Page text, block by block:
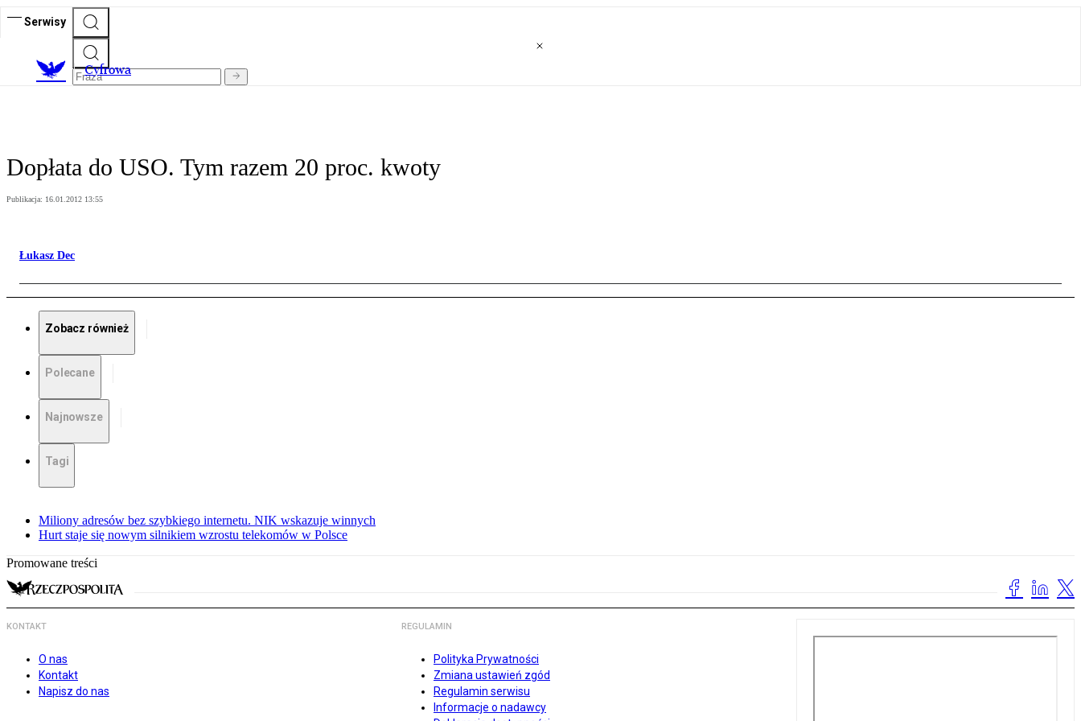
Serwisy
Cyfrowa
Dopłata do USO. Tym razem 20 proc. kwoty
Publikacja: 16.01.2012 13:55
Łukasz Dec
Zobacz również
Polecane
Najnowsze
Tagi
Miliony adresów bez szybkiego internetu. NIK wskazuje winnych
Hurt staje się nowym silnikiem wzrostu telekomów w Polsce
Promowane treści
KONTAKT
O nas
Kontakt
Napisz do nas
REGULAMIN
Polityka Prywatności
Zmiana ustawień zgód
Regulamin serwisu
Informacje o nadawcy